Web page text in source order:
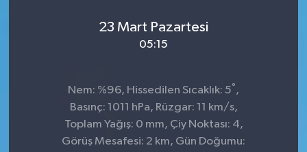
23 Mart Pazartesi
05:15
Nem: %96, Hissedilen Sıcaklık: 5° ,
Basınç: 1011 hPa, Rüzgar: 11 km/s,
Toplam Yağış: 0 mm, Çiy Noktası: 4,
Görüş Mesafesi: 2 km, Gün Doğumu: